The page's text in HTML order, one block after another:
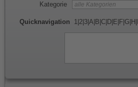
Kategorie
Quicknavigation 1 2 3 A B C D E F G H